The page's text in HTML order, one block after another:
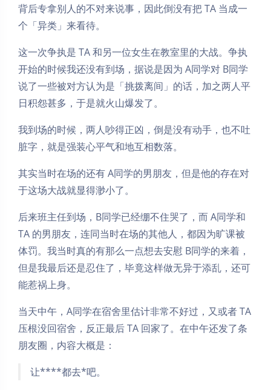
背后专拿别人的不对来说事，因此倒没有把 TA 当成一
个「异类」来看待。
这一次争执是 TA 和另一位女生在教室里的大战。争执
开始的时候我还没有到场，据说是因为 A同学对 B同学
说了一些被对方认为是「挑拨离间」的话，加之两人平
日积怨甚多，于是就火山爆发了。
我到场的时候，两人吵得正凶，倒是没有动手，也不吐
脏字，就是强装心平气和地互相数落。
其实当时在场的还有 A同学的男朋友，但是他的存在对
于这场大战就显得渺小了。
后来班主任到场，B同学已经绷不住哭了，而 A同学和
TA 的男朋友，连同当时在场的其他人，都因为旷课被
体罚。我当时真的有那么一点想去安慰 B同学的来着，
但是我最后还是忍住了，毕竟这样做无异于添乱，还可
能惹祸上身。
当天中午，A同学在宿舍里估计非常不好过，又或者 TA
压根没回宿舍，反正最后 TA 回家了。在中午还发了条
朋友圈，内容大概是：
让****都去*吧。